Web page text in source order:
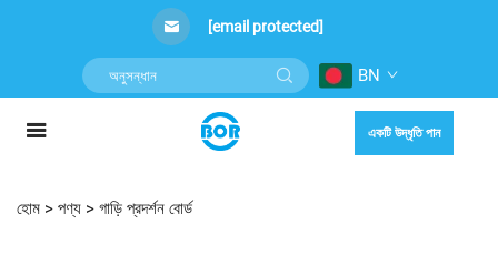
[email protected]
BN
একটি উদ্ধৃতি পান
হোম > পণ্য > গাড়ি প্রদর্শন বোর্ড